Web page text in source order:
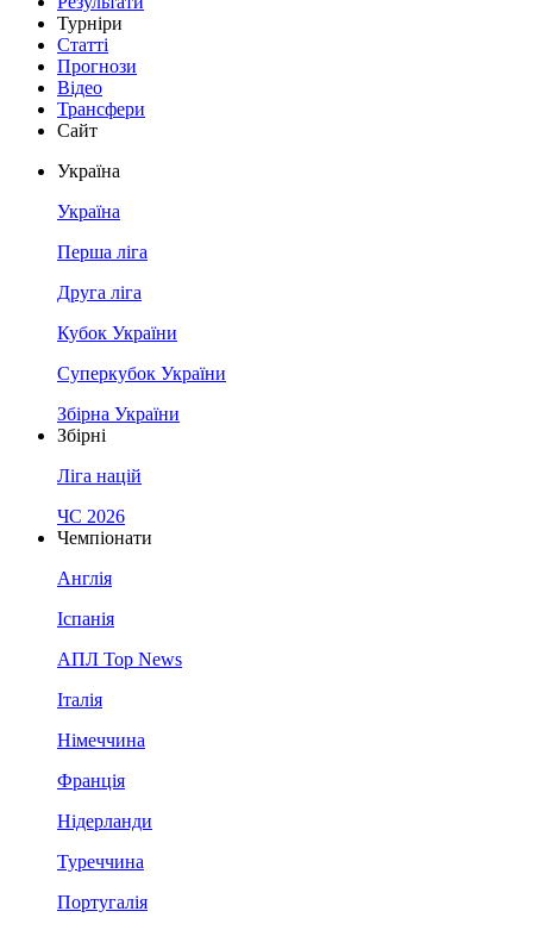
Турніри
Статті
Прогнози
Відео
Трансфери
Сайт
Україна
Україна
Перша ліга
Друга ліга
Кубок України
Суперкубок України
Збірна України
Збірні
Ліга націй
ЧС 2026
Чемпіонати
Англія
Іспанія
АПЛ Top News
Італія
Німеччина
Франція
Нідерланди
Туреччина
Португалія